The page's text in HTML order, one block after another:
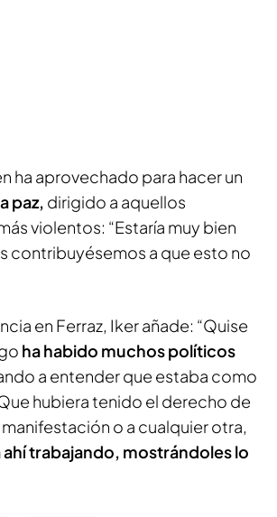
ha aprovechado para hacer un
paz, dirigido a aquellos
violentos: “Estaría muy bien
contribuyésemos a que esto no
en Ferraz, Iker añade: “Quise
ha habido muchos políticos
a entender que estaba como
hubiera tenido el derecho de
o a cualquier otra,
ahí trabajando, mostrándoles lo